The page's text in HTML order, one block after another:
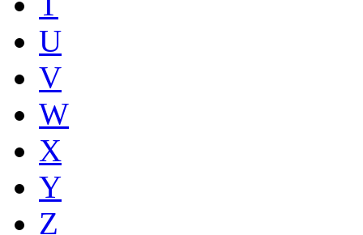
U
V
W
X
Y
Z